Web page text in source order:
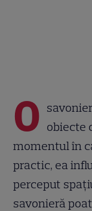
O obiecte
momentul în
practic, ea
perceput
savonieră